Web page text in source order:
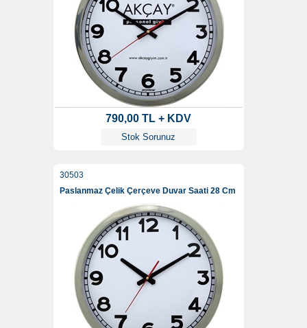
790,00 TL + KDV
Stok Sorunuz
30503
Paslanmaz Çelik Çerçeve Duvar Saati 28 Cm